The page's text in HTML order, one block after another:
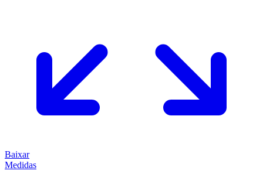
Baixar
Medidas